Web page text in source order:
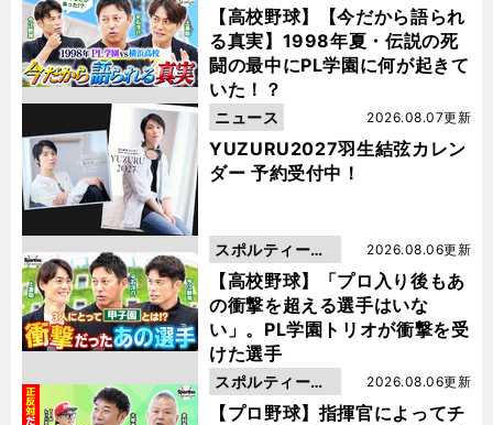
【高校野球】【今だから語られ
る真実】1998年夏・伝説の死
闘の最中にPL学園に何が起きて
いた！？
動画
YUZURU2027羽生結弦カレン
ダー 予約受付中！
2026.08.07更新
ニュース
【高校野球】「プロ入り後もあ
の衝撃を超える選手はいな
い」。PL学園トリオが衝撃を受
けた選手
2026.08.06更新
スポルティーバ
動画
【プロ野球】指揮官によってチ
2026.08.06更新
スポルティーバ
動画